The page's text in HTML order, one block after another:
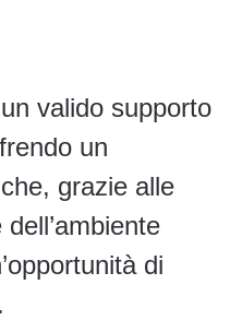
valido supporto
un
grazie alle
di